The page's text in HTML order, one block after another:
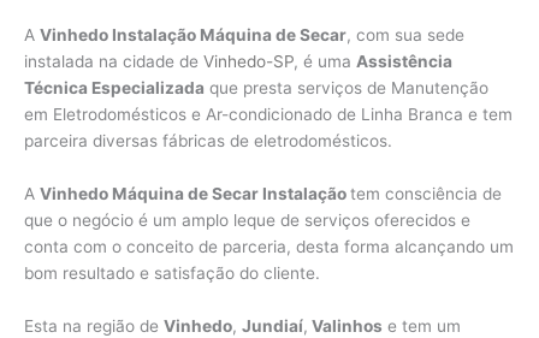
A Vinhedo Instalação Máquina de Secar, com sua sede
instalada na cidade de Vinhedo-SP, é uma Assistência
Técnica Especializada que presta serviços de Manutenção
em Eletrodomésticos e Ar-condicionado de Linha Branca e tem
parceira diversas fábricas de eletrodomésticos.
A Vinhedo Máquina de Secar Instalaçãotem consciência de
que o negócio é um amplo leque de serviços oferecidos e
conta com o conceito de parceria, desta forma alcançando um
bom resultado e satisfação do cliente.
Esta na região de Vinhedo, Jundiaí, Valinhos e tem um